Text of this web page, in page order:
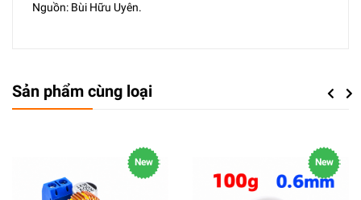
Nguồn: Bùi Hữu Uyên.
Sản phẩm cùng loại Previous
New New
Next